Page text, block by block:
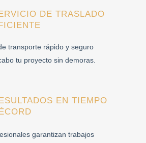
DE TRASLADO
transporte rápido y seguro
tu proyecto sin demoras.
EN TIEMPO
garantizan trabajos